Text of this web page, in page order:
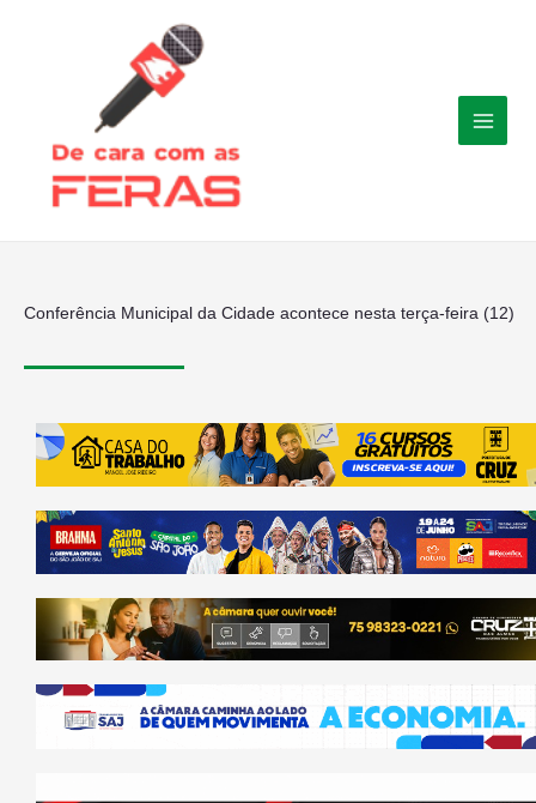
Conferência Municipal da Cidade acontece nesta terça-feira (12)